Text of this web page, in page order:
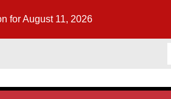
for August 11, 2026